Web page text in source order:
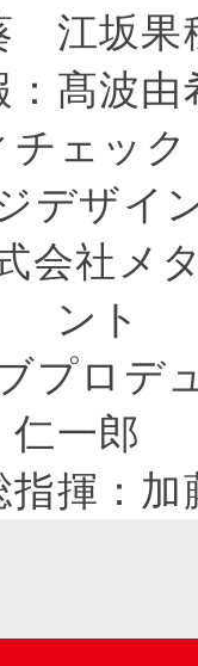
江坂果
：髙波由
チェッ
デザイ
会社メ
ント
プロデ
仁一郎
指揮：加